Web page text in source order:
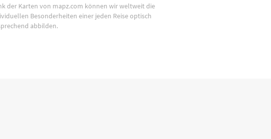
der Karten von mapz.com können wir weltweit die
Besonderheiten einer jeden Reise optisch
abbilden.